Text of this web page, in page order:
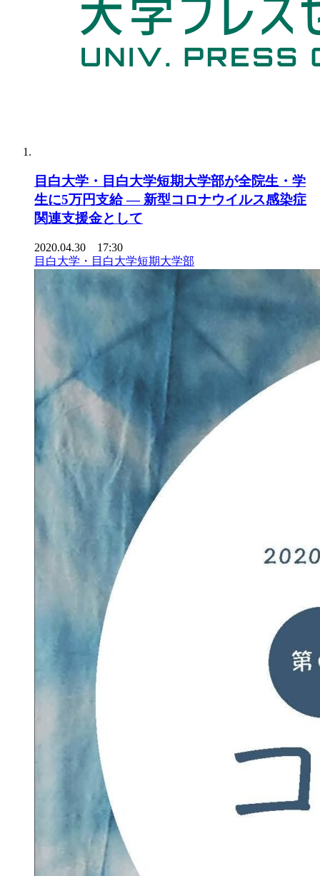
目白大学・目白大学短期大学部が全院生・学
生に5万円支給 — 新型コロナウイルス感染症
関連支援金として
2020.04.30 17:30
目白大学・目白大学短期大学部